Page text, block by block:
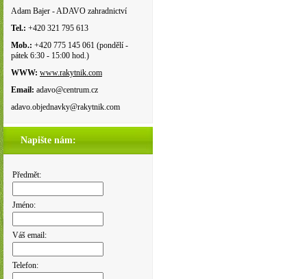
Adam Bajer - ADAVO zahradnictví
Tel.: +420 321 795 613
Mob.: +420 775 145 061 (pondělí -
pátek 6:30 - 15:00 hod.)
WWW: www.rakytnik.com
Email: adavo@centrum.cz
adavo.objednavky@rakytnik.com
Napište nám:
Předmět:
Jméno:
Váš email:
Telefon: